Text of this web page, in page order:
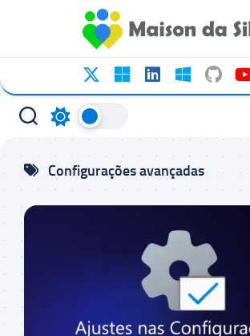
conteúdo
Configurações avançadas